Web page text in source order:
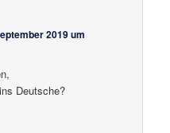
2019 um
Deutsche?